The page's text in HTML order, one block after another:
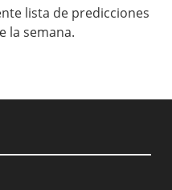
lista de predicciones
la semana.